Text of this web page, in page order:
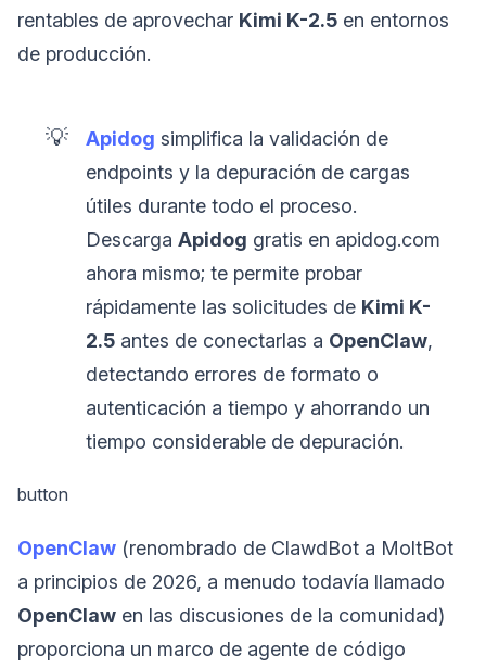
rentables de aprovechar Kimi K-2.5 en entornos
de producción.
💡 Apidog simplifica la validación de
endpoints y la depuración de cargas
útiles durante todo el proceso.
DescargaApidog gratis en apidog.com
ahora mismo; te permite probar
rápidamente las solicitudes de Kimi K-
2.5 antes de conectarlas a OpenClaw,
detectando errores de formato o
autenticación a tiempo y ahorrando un
tiempo considerable de depuración.
button
OpenClaw (renombrado de ClawdBot a MoltBot
a principios de 2026, a menudo todavía llamado
OpenClaw en las discusiones de la comunidad)
proporciona un marco de agente de código